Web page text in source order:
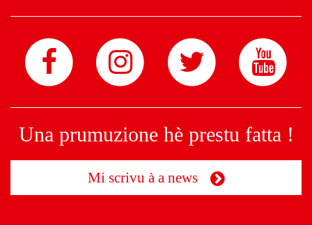
Una prumuzione hè prestu fatta !
Mi scrivu à a news